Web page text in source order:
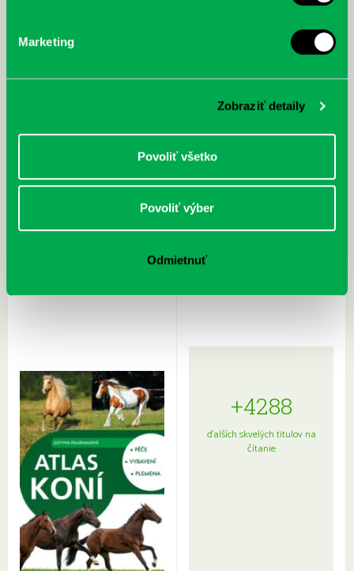
Marketing
Zobraziť detaily
Povoliť všetko
Povoliť výber
Odmietnuť
Rudź, Przemyslaw: Atlas hviezd:
Sprievodca po hviezdnej oblohe
Hardy, Paula: Japonsko na tanieri:
kompletný sprievodca
+4288
ďalších skvelých titulov na
čítanie